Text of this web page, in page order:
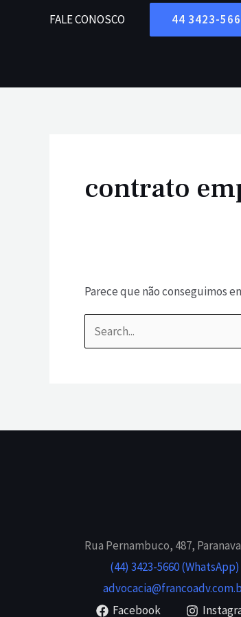
FALE CONOSCO 44 3423-
contrato
Parece que não conseguimos
Rua Pernambuco, 487,
(44) 3423-5660 (WhatsApp)
Facebook